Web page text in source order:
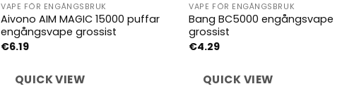
VAPE FÖR ENGÅNGSBRUK
Aivono AIM MAGIC 15000 puffar
engångsvape grossist
€6.19
QUICK VIEW
VAPE FÖR ENGÅNGSBRUK
Bang BC5000 engångsvape
grossist
€4.29
QUICK VIEW